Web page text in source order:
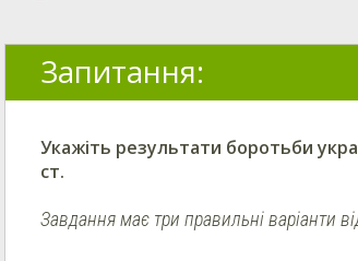
Запитання:
Укажіть результати боротьби
ст.
Завдання має три правильні варіанти